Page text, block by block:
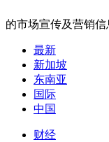
的市场宣传及营销信
最新
新加坡
东南亚
国际
中国
财经